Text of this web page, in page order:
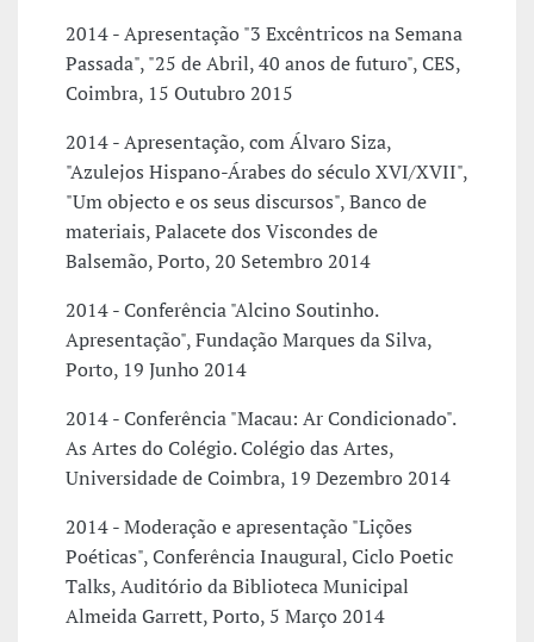
2014 - Apresentação "3 Excêntricos na Semana
Passada", "25 de Abril, 40 anos de futuro", CES,
Coimbra, 15 Outubro 2015
2014 - Apresentação, com Álvaro Siza,
"Azulejos Hispano-Árabes do século XVI/XVII",
"Um objecto e os seus discursos", Banco de
materiais, Palacete dos Viscondes de
Balsemão, Porto, 20 Setembro 2014
2014 - Conferência "Alcino Soutinho.
Apresentação", Fundação Marques da Silva,
Porto, 19 Junho 2014
2014 - Conferência "Macau: Ar Condicionado".
As Artes do Colégio. Colégio das Artes,
Universidade de Coimbra, 19 Dezembro 2014
2014 - Moderação e apresentação "Lições
Poéticas", Conferência Inaugural, Ciclo Poetic
Talks, Auditório da Biblioteca Municipal
Almeida Garrett, Porto, 5 Março 2014